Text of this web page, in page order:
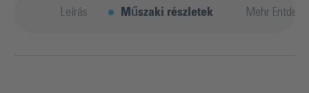
Leírás Műszaki részletek Mehr